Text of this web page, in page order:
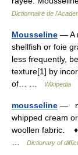
Dictionnaire de
Mousseline — A
shellfish or foie
less frequently,
texture[1] by
of… …
Wikipedia
mousseline — n.
whipped cream
woollen fabric. ♦
Dictionary of